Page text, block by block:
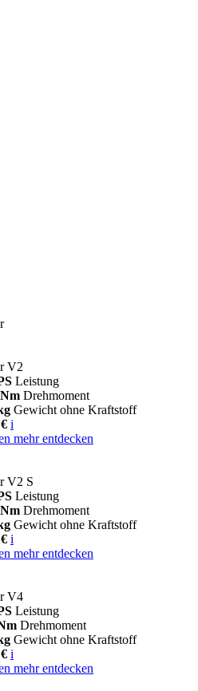
V2
Leistung
Drehmoment
Gewicht ohne Kraftstoff
i
mehr entdecken
V2 S
Leistung
Drehmoment
Gewicht ohne Kraftstoff
i
mehr entdecken
V4
Leistung
Drehmoment
Gewicht ohne Kraftstoff
i
mehr entdecken